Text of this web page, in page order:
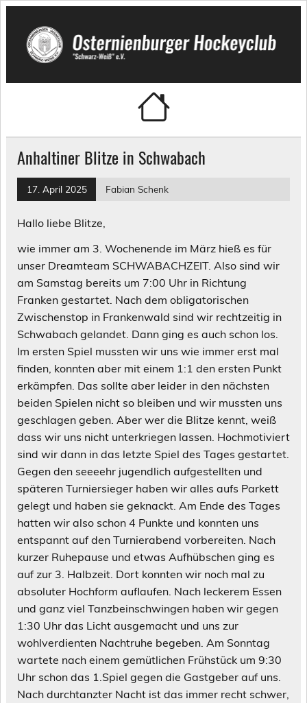
Skip
content
Osternienburger Hockeyclub
Anhaltiner Blitze in Schwabach
17. April 2025 Fabian Schenk
Hallo liebe Blitze,
wie immer am 3. Wochenende im März hieß es für
unser Dreamteam SCHWABACHZEIT. Also sind wir
am Samstag bereits um 7:00 Uhr in Richtung
Franken gestartet. Nach dem obligatorischen
Zwischenstop in Frankenwald sind wir rechtzeitig in
Schwabach gelandet. Dann ging es auch schon los.
Im ersten Spiel mussten wir uns wie immer erst mal
finden, konnten aber mit einem 1:1 den ersten Punkt
erkämpfen. Das sollte aber leider in den nächsten
beiden Spielen nicht so bleiben und wir mussten uns
geschlagen geben. Aber wer die Blitze kennt, weiß
dass wir uns nicht unterkriegen lassen. Hochmotiviert
sind wir dann in das letzte Spiel des Tages gestartet.
Gegen den seeeehr jugendlich aufgestellten und
späteren Turniersieger haben wir alles aufs Parkett
gelegt und haben sie geknackt. Am Ende des Tages
hatten wir also schon 4 Punkte und konnten uns
entspannt auf den Turnierabend vorbereiten. Nach
kurzer Ruhepause und etwas Aufhübschen ging es
auf zur 3. Halbzeit. Dort konnten wir noch mal zu
absoluter Hochform auflaufen. Nach leckerem Essen
und ganz viel Tanzbeinschwingen haben wir gegen
1:30 Uhr das Licht ausgemacht und uns zur
wohlverdienten Nachtruhe begeben. Am Sonntag
wartete nach einem gemütlichen Frühstück um 9:30
Uhr schon das 1.Spiel gegen die Gastgeber auf uns.
Nach durchtanzter Nacht ist das immer recht schwer,